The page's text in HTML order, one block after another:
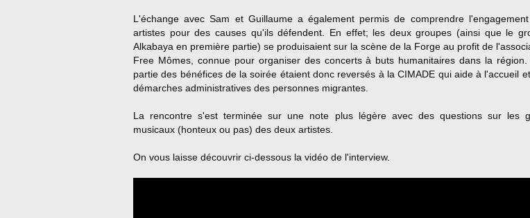
L'échange avec Sam et Guillaume a également permis de comprendre
artistes pour des causes qu'ils défendent. En effet; les deux groupes (ainsi que le
Alkabaya en première partie) se produisaient sur la scène de la Forge au profit de
Free Mômes, connue pour organiser des concerts à buts humanitaires dans la région.
partie des bénéfices de la soirée étaient donc reversés à la CIMADE qui aide à l'accueil
démarches administratives des personnes migrantes.
La rencontre s'est terminée sur une note plus légère avec des questions sur les
musicaux (honteux ou pas) des deux artistes.
On vous laisse découvrir ci-dessous la vidéo de l'interview.